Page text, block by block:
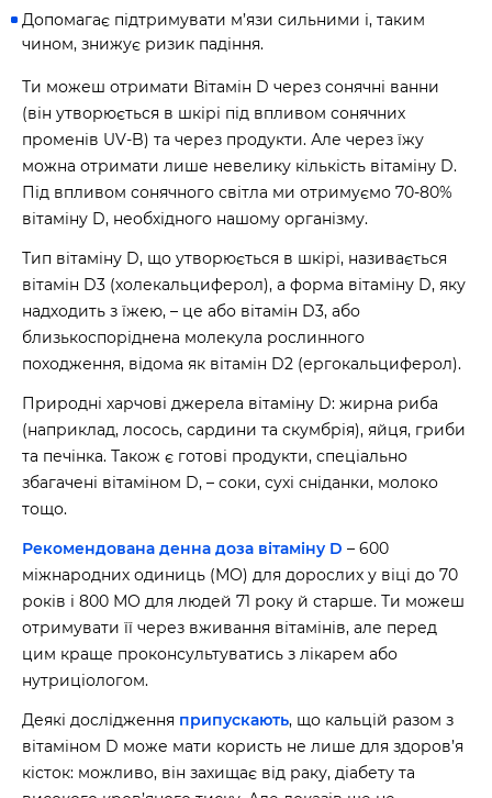
Допомагає підтримувати м’язи сильними і, таким
чином, знижує ризик падіння.
Ти можеш отримати Вітамін D через сонячні ванни
(він утворюється в шкірі під впливом сонячних
променів UV-B) та через продукти. Але через їжу
можна отримати лише невелику кількість вітаміну D.
Під впливом сонячного світла ми отримуємо 70-80%
вітаміну D, необхідного нашому організму.
Тип вітаміну D, що утворюється в шкірі, називається
вітамін D3 (холекальциферол), а форма вітаміну D, яку
надходить з їжею, – це або вітамін D3, або
близькоспоріднена молекула рослинного
походження, відома як вітамін D2 (ергокальциферол).
Природні харчові джерела вітаміну D: жирна риба
(наприклад, лосось, сардини та скумбрія), яйця, гриби
та печінка. Також є готові продукти, спеціально
збагачені вітаміном D, – соки, сухі сніданки, молоко
тощо.
Рекомендована денна доза вітаміну D – 600
міжнародних одиниць (МО) для дорослих у віці до 70
років і 800 МО для людей 71 року й старше. Ти можеш
отримувати її через вживання вітамінів, але перед
цим краще проконсультуватись з лікарем або
нутриціологом.
Деякі дослідження припускають, що кальцій разом з
вітаміном D може мати користь не лише для здоров’я
кісток: можливо, він захищає від раку, діабету та